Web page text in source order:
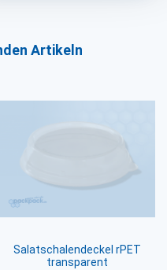
Artikeln
Salatschalendeckel rPET
transparent